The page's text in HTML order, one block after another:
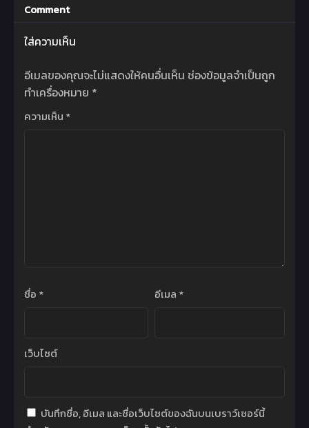
Chapter 4
3 กันยายน 2024
Chapter 3
3 กันยายน 2024
Chapter 1
Chapter 0
Comment
ใส่ความเห็น
อีเมลของคุณจะไม่แสดงให้คนอื่นเห็น ช่องข้อมูลจำเป็นถูก
ทำเครื่องหมาย *
ความเห็น *
ชื่อ * อีเมล *
เว็บไซต์
บันทึกชื่อ, อีเมล และชื่อเว็บไซต์ของฉันบนเบราว์เซอร์นี้